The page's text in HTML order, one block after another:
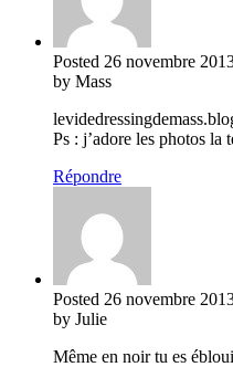
Posted 26 novembre
by Mass
Ps : j’adore les photos la
Répondre
Posted 26 novembre
by Julie
Même en noir tu es